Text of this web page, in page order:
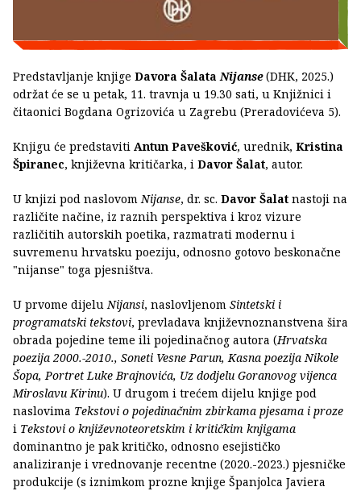
Predstavljanje knjige Davora Šalata Nijanse(DHK, 2025.)
održat će se u petak, 11. travnja u 19.30 sati, u Knjižnici i
čitaonici Bogdana Ogrizovića u Zagrebu (Preradovićeva 5).
Knjigu će predstaviti Antun Pavešković, urednik, Kristina
Špiranec, književna kritičarka, i Davor Šalat, autor.
U knjizi pod naslovomNijanse, dr. sc. Davor Šalat nastoji na
različite načine, iz raznih perspektiva i kroz vizure
različitih autorskih poetika, razmatrati modernu i
suvremenu hrvatsku poeziju, odnosno gotovo beskonačne
"nijanse" toga pjesništva.
U prvome dijeluNijansi, naslovljenom Sintetski i
programatski tekstovi, prevladava književnoznanstvena šira
obrada pojedine teme ili pojedinačnog autora (Hrvatska
poezija 2000.-2010., Soneti Vesne Parun, Kasna poezija Nikole
Šopa, Portret Luke Brajnovića, Uz dodjelu Goranovog vijenca
Miroslavu Kirinu). U drugom i trećem dijelu knjige pod
naslovima Tekstovi o pojedinačnim zbirkama pjesama i proze
i Tekstovi o književnoteoretskim i kritičkim knjigama
dominantno je pak kritičko, odnosno esejističko
analiziranje i vrednovanje recentne (2020.-2023.) pjesničke
produkcije (s iznimkom prozne knjige Španjolca Javiera